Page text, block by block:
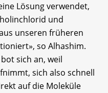
Lösung verwendet,
und
unseren früheren
so Alhashim.
sich an, weil
sich also schnell
auf die Moleküle